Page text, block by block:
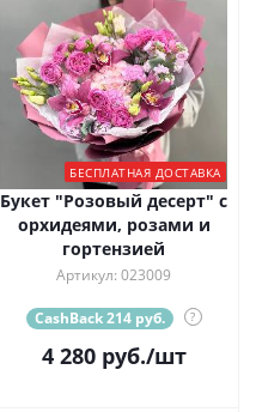
БЕСПЛАТНАЯ ДОСТАВКА
Букет "Розовый десерт" с
орхидеями, розами и
гортензией
Артикул: 023009
CashBack 214 руб. ?
4 280руб./шт